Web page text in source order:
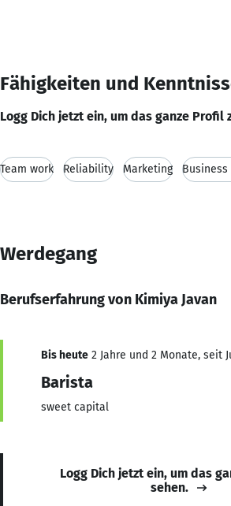
Fähigkeiten und
Logg Dich jetzt ein, um das ganze Profil
Team work Reliability Marketing Business
Werdegang
Berufserfahrung von Kimiya Javan
Bis heute 2 Jahre und 2 Monate, seit
Barista
sweet capital
Logg Dich jetzt ein, um das
sehen.